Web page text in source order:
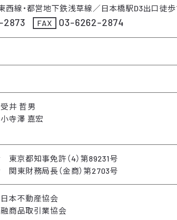
西線・都営地下鉄浅草線／日本橋駅D3出口徒歩
FAX 03-6262-2874
井 哲男
寺澤 嘉宏
京都知事免許（4）第89231号
東財務局長（金商）第2703号
本不動産協会
商品取引業協会